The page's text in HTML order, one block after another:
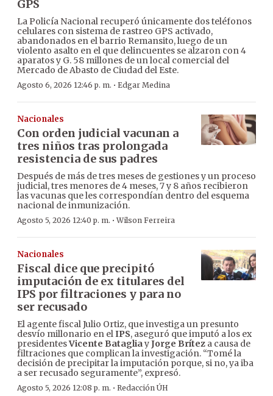
GPS
La Policía Nacional recuperó únicamente dos teléfonos
celulares con sistema de rastreo GPS activado,
abandonados en el barrio Remansito, luego de un
violento asalto en el que delincuentes se alzaron con 4
aparatos y G. 58 millones de un local comercial del
Mercado de Abasto de Ciudad del Este.
Agosto 6, 2026 12:46 p. m. · Edgar Medina
Nacionales
Con orden judicial vacunan a
tres niños tras prolongada
resistencia de sus padres
Después de más de tres meses de gestiones y un proceso
judicial, tres menores de 4 meses, 7 y 8 años recibieron
las vacunas que les correspondían dentro del esquema
nacional de inmunización.
Agosto 5, 2026 12:40 p. m. ·Wilson Ferreira
Nacionales
Fiscal dice que precipitó
imputación de ex titulares del
IPS por filtraciones y para no
ser recusado
El agente fiscal Julio Ortiz, que investiga un presunto
desvío millonario en elIPS, aseguró que imputó a los ex
presidentesVicente BatagliayJorge Brítez a causa de
filtraciones que complican la investigación. “Tomé la
decisión de precipitar la imputación porque, si no, ya iba
a ser recusado seguramente”, expresó.
Agosto 5, 2026 12:08 p. m. · Redacción ÚH